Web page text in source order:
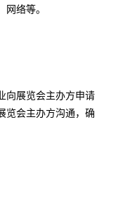
络等。
向展览会主办方申请
览会主办方沟通，确